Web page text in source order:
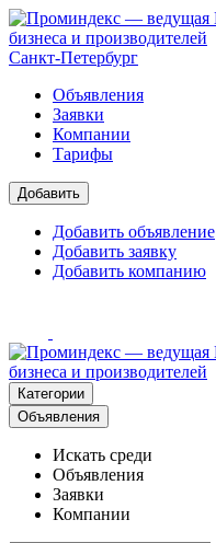
Санкт-Петербург
Объявления
Заявки
Компании
Тарифы
Добавить
Добавить объявление
Добавить заявку
Добавить компанию
Категории
Объявления
Искать среди
Объявления
Заявки
Компании